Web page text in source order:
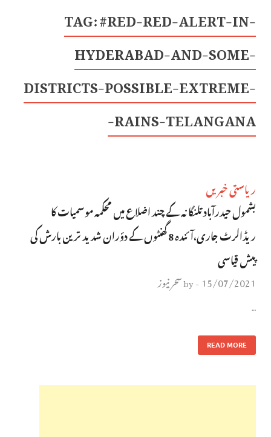
TAG:#RED-RED-ALERT-IN-
HYDERABAD-AND-SOME-
DISTRICTS-POSSIBLE-EXTREME-
RAINS-TELANGANA-
ریاستی خبریں
بشمول حیدرآباد تلنگانہ کے چند اضلاع میں محکمہ موسمیات کا
ریڈالرٹ جاری،آئندہ 8 گھنٹوں کے دؤران شدید ترین بارش کی
پیش قیاسی
15/07/2021
-
byسحر نیوز
…
READ MORE